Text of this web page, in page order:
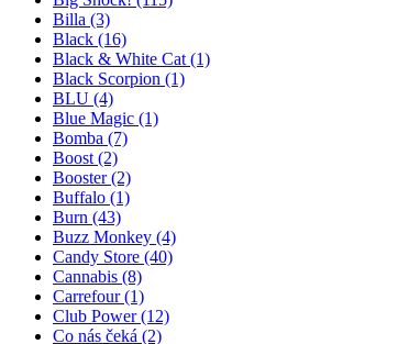
Billa (3)
Black (16)
Black & White Cat (1)
Black Scorpion (1)
BLU (4)
Blue Magic (1)
Bomba (7)
Boost (2)
Booster(2)
Buffalo (1)
Burn (43)
Buzz Monkey (4)
Candy Store (40)
Cannabis (8)
Carrefour(1)
Club Power(12)
Co nás čeká (2)